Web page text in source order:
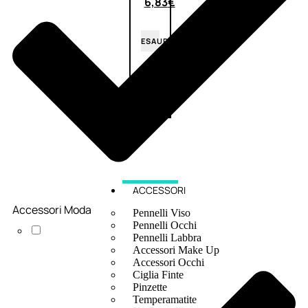
ESAURITO
ACCESSORI
Pennelli Viso
Pennelli Occhi
Pennelli Labbra
Accessori Make Up
Accessori Occhi
Ciglia Finte
Pinzette
Temperamatite
Accessori Moda